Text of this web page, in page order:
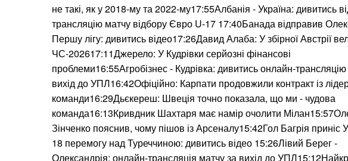
не такі, як у 2018-му та 2022-му17:55Албанія - Україна: дивитись
трансляцію матчу відбору Євро U-17 17:40Банада відправив
Першу лігу: дивитись відео17:26Давид Алаба: У збірної Австрії
ЧС-202617:11Джерело: У Кудрівки серйозні фінансові
проблеми16:55Агробізнес - Кудрівка: дивитись онлайн-
вихід до УПЛ16:42Офіційно: Карпати продовжили контракт із
команди16:29Дьєкереш: Швеція точно показала, що ми - чудова
команда16:13Кривдник Шахтаря має намір очолити
Зінченко пояснив, чому пішов із Арсеналу15:42Гол Багрія приніс
18 перемогу над Туреччиною: дивитись відео 15:26Лівий Берег -
Олександрія: онлайн-трансляція матчу за вихід до